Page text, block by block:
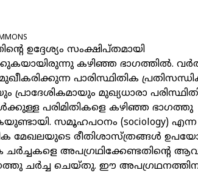
ഉദ്ദേശ്യം സംക്ഷിപ്തമായി
കഴിഞ്ഞ ഭാഗത്തിൽ.
പാരിസ്ഥിതിക
മുഖ്യധാരാ
പരിമിതികളെ കഴിഞ്ഞ ഭാഗത്തു
സമൂഹപഠനം (sociology) എന്ന
മേഖലയുടെ രീതിശാസ്ത്രങ്ങൾ
ചർച്ചകളെ അപഗ്രഥിക്കേണ്ടതിന്റെ
ചർച്ച ചെയ്തു. ഈ